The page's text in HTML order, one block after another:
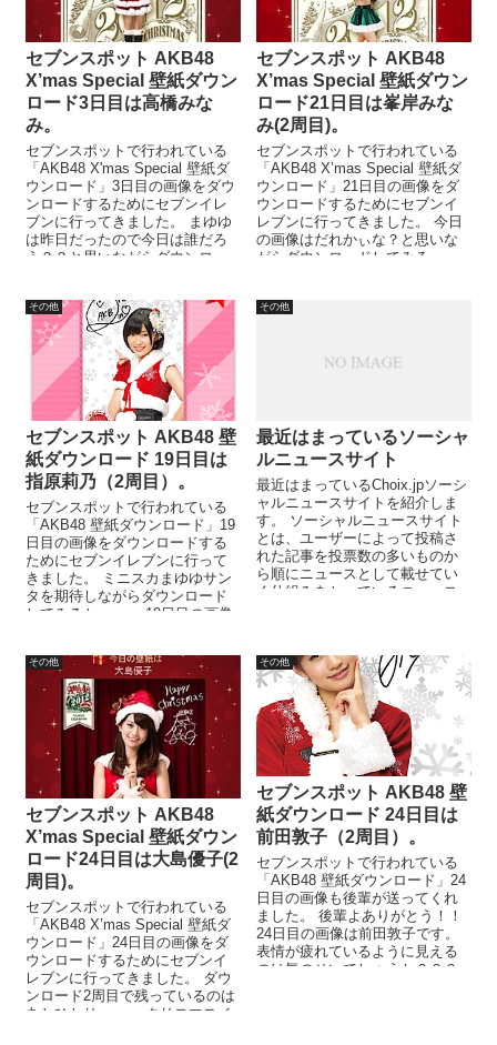
セブンスポット AKB48
X’mas Special 壁紙ダウン
ロード3日目は高橋みな
み。
セブンスポットで行われている
「AKB48 X'mas Special 壁紙ダ
ウンロード」3日目の画像をダウ
ンロードするためにセブンイレ
ブンに行ってきました。 まゆゆ
は昨日だったので今日は誰だろ
う？？と思いながらダウンロー
セブンスポット AKB48
X’mas Special 壁紙ダウン
ロード21日目は峯岸みな
み(2周目)。
セブンスポットで行われている
「AKB48 X’mas Special 壁紙ダ
ウンロード」21日目の画像をダ
ウンロードするためにセブンイ
レブンに行ってきました。 今日
の画像はだれかぃな？と思いな
がらダウンロードしてみる
その他
セブンスポット AKB48 壁
紙ダウンロード 19日目は
指原莉乃（2周目）。
セブンスポットで行われている
「AKB48 壁紙ダウンロード」19
日目の画像をダウンロードする
ためにセブンイレブンに行って
きました。 ミニスカまゆゆサン
タを期待しながらダウンロード
してみると。。。 19日目の画像
その他
最近はまっているソーシャ
ルニュースサイト
最近はまっているChoix.jpソーシ
ャルニュースサイトを紹介しま
す。 ソーシャルニュースサイト
とは、ユーザーによって投稿さ
れた記事を投票数の多いものか
ら順にニュースとして載せてい
く仕組みをとっているニュース
その他
セブンスポット AKB48
X’mas Special 壁紙ダウン
ロード24日目は大島優子(2
周目)。
セブンスポットで行われている
「AKB48 X’mas Special 壁紙ダ
ウンロード」24日目の画像をダ
ウンロードするためにセブンイ
レブンに行ってきました。 ダウ
ンロード2周目で残っているのは
あとひとり。。。 クリスマスイ
その他
セブンスポット AKB48 壁
紙ダウンロード 24日目は
前田敦子（2周目）。
セブンスポットで行われている
「AKB48 壁紙ダウンロード」24
日目の画像も後輩が送ってくれ
ました。 後輩よありがとう！！
24日目の画像は前田敦子です。
表情が疲れているように見える
のは気のせいでしょうか？？？